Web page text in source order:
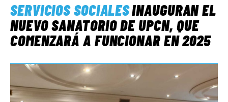
SERVICIOS SOCIALESINAUGURAN EL
NUEVO SANATORIO DE UPCN, QUE
COMENZARÁ A FUNCIONAR EN 2025